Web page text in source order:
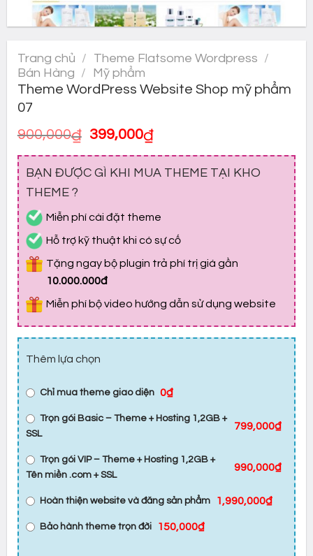
Trang chủ / Theme Flatsome Wordpress /
Bán Hàng / Mỹ phẩm
Theme WordPress Website Shop mỹ phẩm
07
900,000₫ Giá
là:
900,000₫.
399,000₫Giá
là:
BẠN ĐƯỢC GÌ KHI MUA THEME TẠI KHO
THEME ?
Miễn phí cài đặt theme
Hỗ trợ kỹ thuật khi có sự cố
Tặng ngay bộ plugin trả phí trị giá gần
10.000.000đ
Miễn phí bộ video hướng dẫn sử dụng website
Thêm lựa chọn
Chỉ mua theme giao diện 0₫
Trọn gói Basic – Theme + Hosting 1,2GB +
SSL
799,000₫
Trọn gói VIP – Theme + Hosting 1,2GB +
Tên miền .com + SSL
990,000₫
Hoàn thiện website và đăng sản phẩm 1,990,000₫
Bảo hành theme trọn đời 150,000₫